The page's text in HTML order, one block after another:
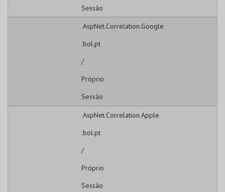
Sessão
.AspNet.Correlation.Google
.bol.pt
/
Próprio
Sessão
.AspNet.Correlation.Apple
.bol.pt
/
Próprio
Sessão